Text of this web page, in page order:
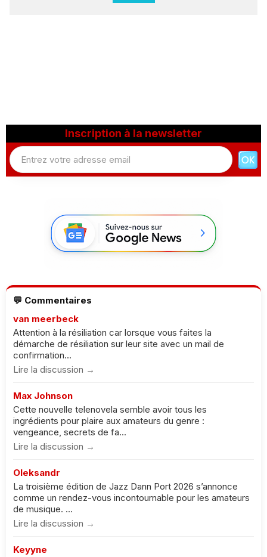
Inscription à la newsletter
💬 Commentaires
van meerbeck
Attention à la résiliation car lorsque vous faites la
démarche de résiliation sur leur site avec un mail de
confirmation...
Lire la discussion →
Max Johnson
Cette nouvelle telenovela semble avoir tous les
ingrédients pour plaire aux amateurs du genre :
vengeance, secrets de fa...
Lire la discussion →
Oleksandr
La troisième édition de Jazz Dann Port 2026 s’annonce
comme un rendez-vous incontournable pour les amateurs
de musique. ...
Lire la discussion →
Keyyne